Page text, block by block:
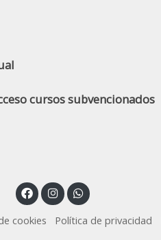
cursos subvencionados
cookies Política de privacidad